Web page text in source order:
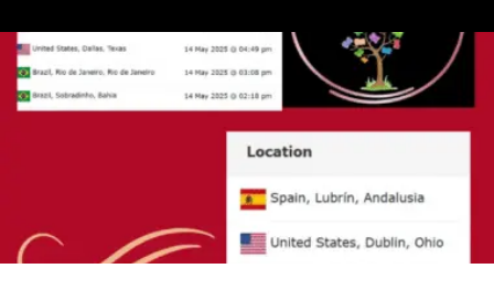
Rop | www.amorempoesias.com.br Hoje, 5 de junho, o planeta
nos convida a pausar e escutar.Ouvir o pulsar dos rios, o
sussurro das folhas, a canção urgente dos ventos que pedem